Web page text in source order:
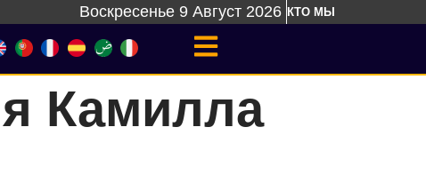
Воскресенье 9 Август 2026 КТО МЫ
Камилла